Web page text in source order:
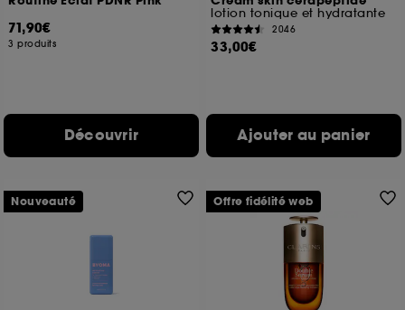
71,90€
3 produits
Découvrir
lotion tonique et hydratante
2046
33,00€
Ajouter au panier
Nouveauté Offre fidélité web